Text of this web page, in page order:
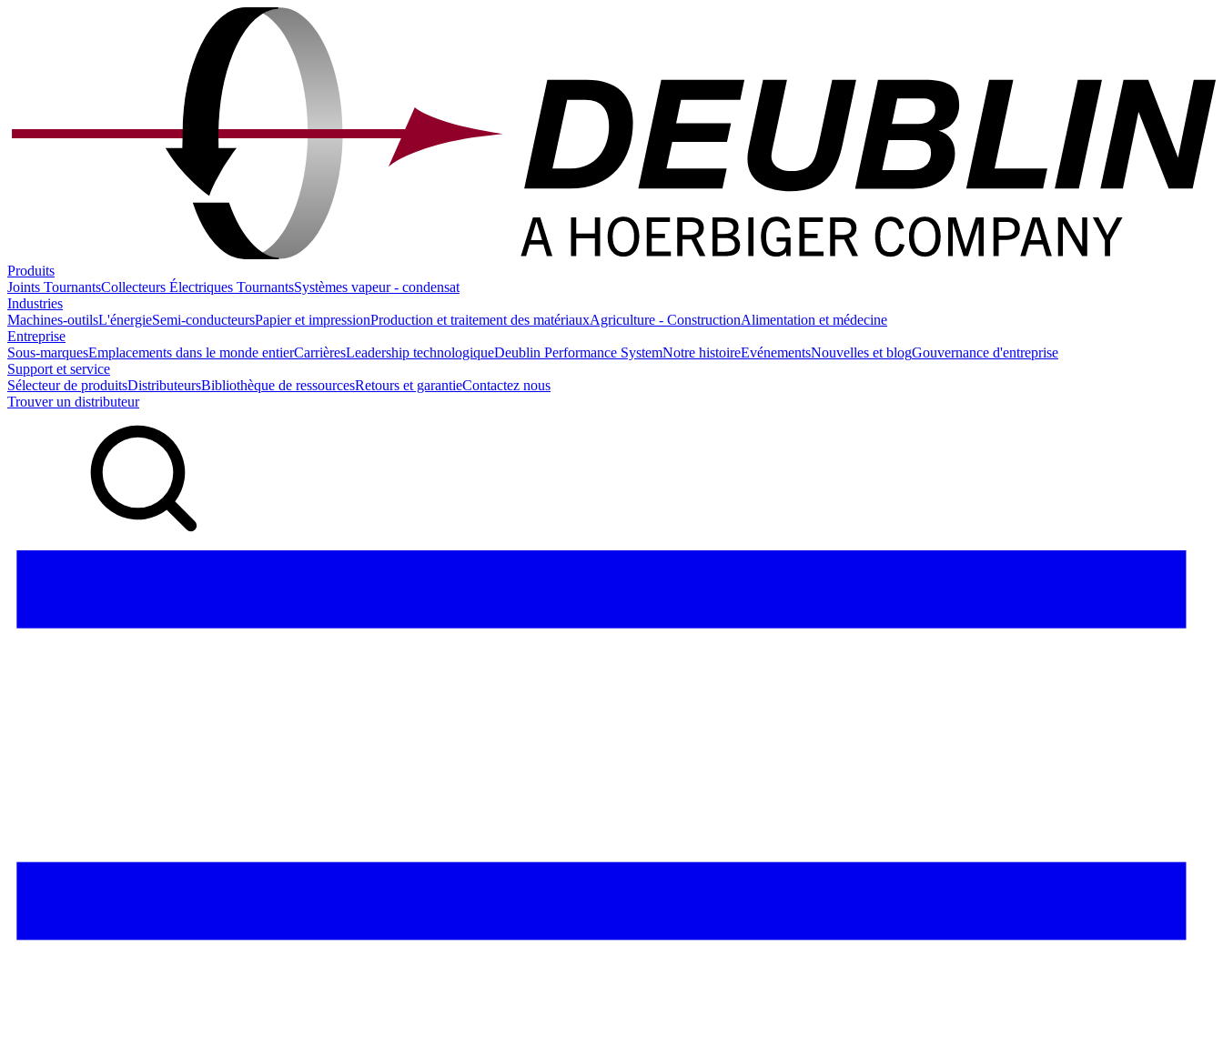
Produits
Joints TournantsCollecteurs Électriques TournantsSystèmes vapeur - condensat
Industries
Machines-outilsL'énergieSemi-conducteursPapier et impressionProduction et traitement des matériauxAgriculture - ConstructionAlimentation et médecine
Entreprise
Sous-marquesEmplacements dans le monde entierCarrièresLeadership technologiqueDeublin Performance SystemNotre histoireEvénementsNouvelles et blogGouvernance d'entreprise
Support et service
Sélecteur de produitsDistributeursBibliothèque de ressourcesRetours et garantieContactez nous
Trouver un distributeur